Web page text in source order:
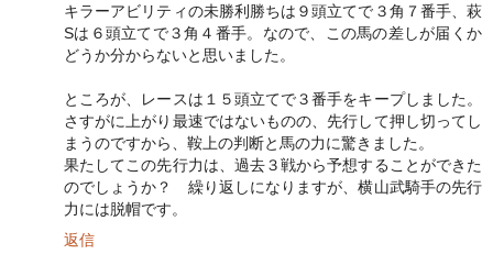
キラーアビリティの未勝利勝ちは９頭立てで３角７番手、萩
Sは６頭立てで３角４番手。なので、この馬の差しが届くか
どうか分からないと思いました。
ところが、レースは１５頭立てで３番手をキープしました。
さすがに上がり最速ではないものの、先行して押し切ってし
まうのですから、鞍上の判断と馬の力に驚きました。
果たしてこの先行力は、過去３戦から予想することができた
のでしょうか？ 繰り返しになりますが、横山武騎手の先行
力には脱帽です。
返信